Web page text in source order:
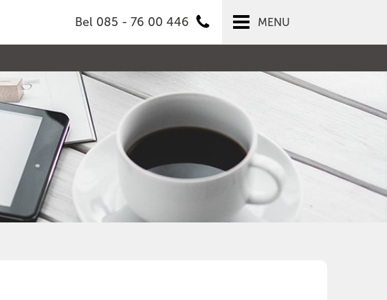
Bel 085 - 76 00 446 MENU